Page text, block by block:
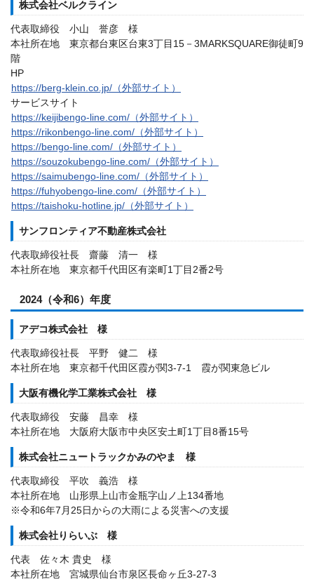
株式会社ベルクライン
代表取締役 小山 誉彦 様
本社所在地 東京都台東区台東3丁目15－3MARKSQUARE御徒町9
階
HP
https://berg-klein.co.jp/（外部サイト）
サービスサイト
https://keijibengo-line.com/（外部サイト）
https://rikonbengo-line.com/（外部サイト）
https://bengo-line.com/（外部サイト）
https://souzokubengo-line.com/（外部サイト）
https://saimubengo-line.com/（外部サイト）
https://fuhyobengo-line.com/（外部サイト）
https://taishoku-hotline.jp/（外部サイト）
サンフロンティア不動産株式会社
代表取締役社長 齋藤 清一 様
本社所在地 東京都千代田区有楽町1丁目2番2号
2024（令和6）年度
アデコ株式会社 様
代表取締役社長 平野 健二 様
本社所在地 東京都千代田区霞が関3-7-1 霞が関東急ビル
大阪有機化学工業株式会社 様
代表取締役 安藤 昌幸 様
本社所在地 大阪府大阪市中央区安土町1丁目8番15号
株式会社ニュートラックかみのやま 様
代表取締役 平吹 義浩 様
本社所在地 山形県上山市金瓶字山ノ上134番地
※令和6年7月25日からの大雨による災害への支援
株式会社りらいぶ 様
代表 佐々木 貴史 様
本社所在地 宮城県仙台市泉区長命ヶ丘3-27-3